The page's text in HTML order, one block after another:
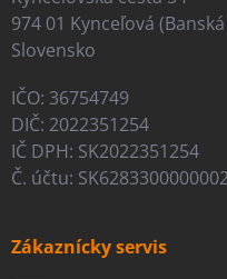
974 01 Kynceľová
Slovensko
IČO: 36754749
DIČ: 2022351254
IČ DPH: SK2022351254
Č. účtu:
Zákaznícky servis